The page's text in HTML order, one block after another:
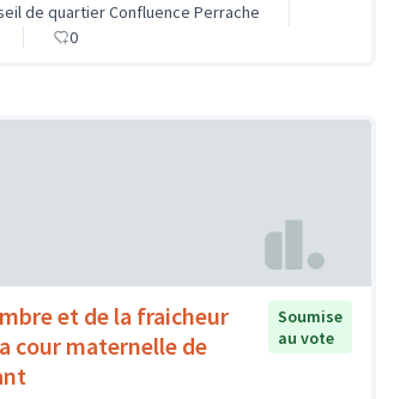
de quartier Confluence Perrache
0
et de la fraicheur
cour maternelle de
Soumise
au vote